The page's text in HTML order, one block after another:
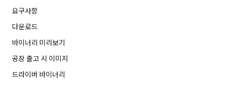
요구사항
다운로드
바이너리 미리보기
공장 출고 시 이미지
드라이버 바이너리